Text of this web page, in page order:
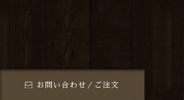
お問い合わせ／ご注文